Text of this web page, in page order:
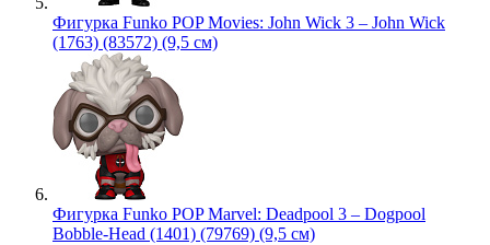
Фигурка Funko POP Movies: John Wick 3 – John Wick
(1763) (83572) (9,5 см)
Фигурка Funko POP Marvel: Deadpool 3 – Dogpool
Bobble-Head (1401) (79769) (9,5 см)